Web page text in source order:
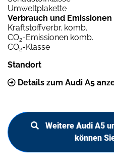
Umweltplakette
Verbrauch und Emissionen
Kraftstoffverbr. komb.
CO2-Emissionen komb.
CO2-Klasse
Standort
Details zum Audi A5
Weitere Audi A5
können